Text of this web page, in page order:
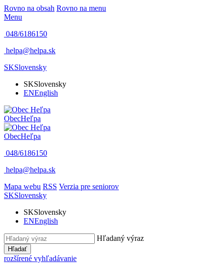
Rovno na obsah Rovno na menu
Menu
048/6186150
helpa@helpa.sk
SKSlovensky
SKSlovensky
ENEnglish
ObecHeľpa
ObecHeľpa
048/6186150
helpa@helpa.sk
Mapa webu RSS Verzia pre seniorov
SKSlovensky
SKSlovensky
ENEnglish
Hľadaný výraz
Hľadať
rozšírené vyhľadávanie